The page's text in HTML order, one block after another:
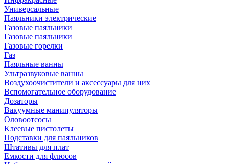
Универсальные
Паяльники электрические
Газовые паяльники
Газовые паяльники
Газовые горелки
Газ
Паяльные ванны
Ультразвуковые ванны
Воздухоочистители и аксессуары для них
Вспомогательное оборудование
Дозаторы
Вакуумные манипуляторы
Оловоотсосы
Клеевые пистолеты
Подставки для паяльников
Штативы для плат
Емкости для флюсов